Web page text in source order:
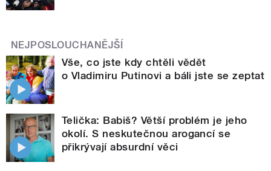
NEJPOSLOUCHANĚJŠÍ
Vše, co jste kdy chtěli vědět
o Vladimiru Putinovi a báli jste se zeptat
Telička: Babiš? Větší problém je jeho
okolí. S neskutečnou arogancí se
přikrývají absurdní věci